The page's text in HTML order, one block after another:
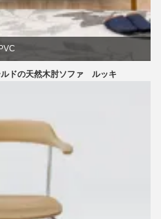
PVC
トリ
ドの天然木肘ソファ ルッキ